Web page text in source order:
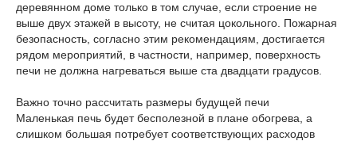
деревянном доме только в том случае, если строение не
выше двух этажей в высоту, не считая цокольного. Пожарная
безопасность, согласно этим рекомендациям, достигается
рядом мероприятий, в частности, например, поверхность
печи не должна нагреваться выше ста двадцати градусов.
Важно точно рассчитать размеры будущей печи
Маленькая печь будет бесполезной в плане обогрева, а
слишком большая потребует соответствующих расходов